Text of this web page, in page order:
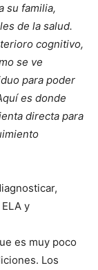
su familia,
de la salud.
cognitivo,
se ve
para poder
es donde
directa para
y
es muy poco
Los